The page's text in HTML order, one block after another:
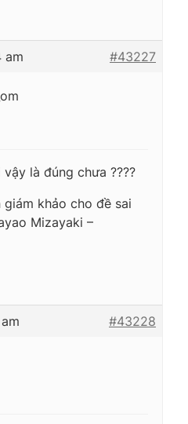
am #43227
là đúng chưa ????
khảo cho đề sai
Mizayaki –
#43228